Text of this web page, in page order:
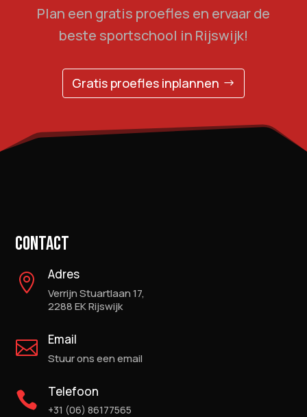
Plan een gratis proefles en ervaar de
beste sportschool in Rijswijk!
Gratis proefles inplannen
CONTACT
 Adres
Verrijn Stuartlaan 17,
2288 EK Rijswijk
 Email
Stuur ons een email
 Telefoon
+31 (06) 86177565